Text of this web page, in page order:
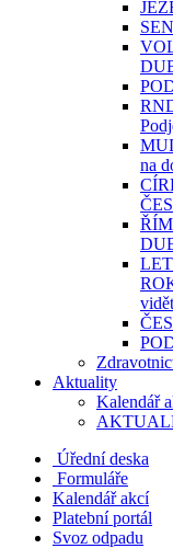
na
vidět
Aktuality
Kalendář
Úřední deska
Formuláře
Kalendář akcí
Platební portál
Svoz odpadu